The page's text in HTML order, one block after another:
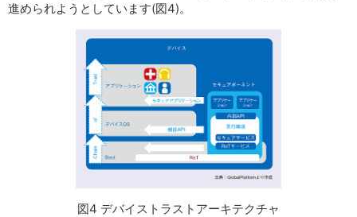
進められようとしています(図4)。
図4 デバイストラストアーキテクチャ